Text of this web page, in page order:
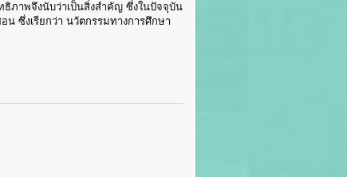
ธิภาพจึงนับว่าเป็นสิ่งสำคัญ ซึ่งในปัจจุบัน
ซึ่งเรียกว่า นวัตกรรมทางการศึกษา